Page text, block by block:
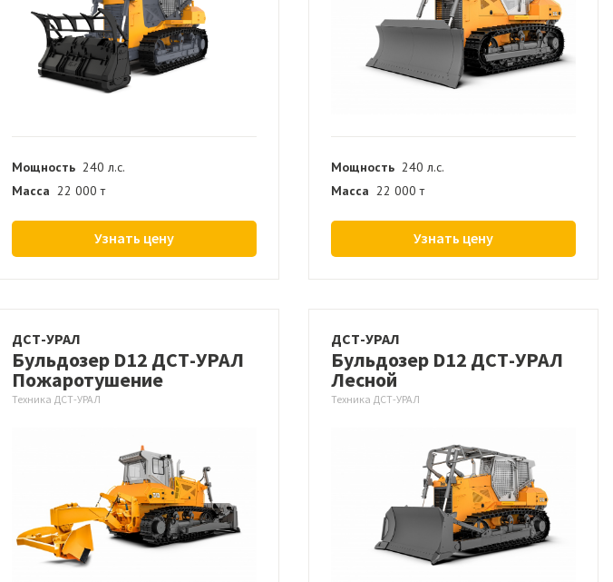
Мощность 240 л.с.
Масса 22 000 т
Узнать цену
Мощность 240 л.с.
Масса 22 000 т
Узнать цену
ДСТ-УРАЛ
Бульдозер D12 ДСТ-УРАЛ
Пожаротушение
Техника ДСТ-УРАЛ
ДСТ-УРАЛ
Бульдозер D12 ДСТ-УРАЛ
Лесной
Техника ДСТ-УРАЛ